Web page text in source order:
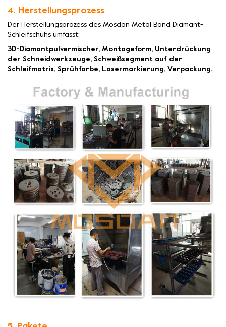
4. Herstellungsprozess
Der Herstellungsprozess des Mosdan Metal Bond Diamant-
Schleifschuhs umfasst:
3D-Diamantpulvermischer, Montageform, Unterdrückung
der Schneidwerkzeuge, Schweißsegment auf der
Schleifmatrix, Sprühfarbe, Lasermarkierung, Verpackung.